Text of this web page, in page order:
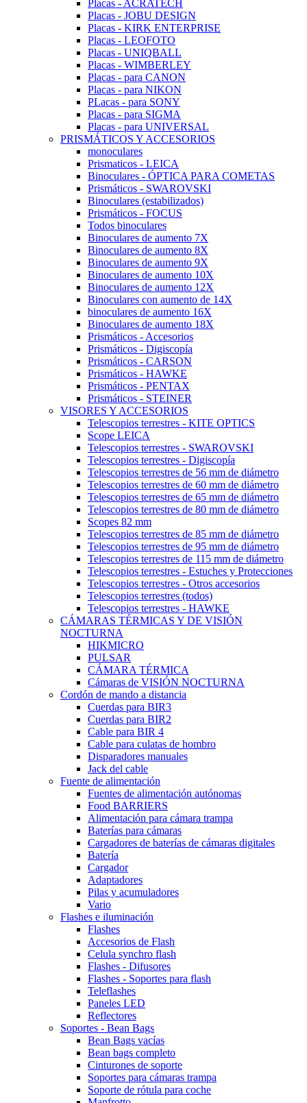
Placas - ACRATECH
Placas - JOBU DESIGN
Placas - KIRK ENTERPRISE
Placas - LEOFOTO
Placas - UNIQBALL
Placas - WIMBERLEY
Placas - para CANON
Placas - para NIKON
PLacas - para SONY
Placas - para SIGMA
Placas - para UNIVERSAL
PRISMÁTICOS Y ACCESORIOS
monoculares
Prismaticos - LEICA
Binoculares - ÓPTICA PARA COMETAS
Prismáticos - SWAROVSKI
Binoculares (estabilizados)
Prismáticos - FOCUS
Todos binoculares
Binoculares de aumento 7X
Binoculares de aumento 8X
Binoculares de aumento 9X
Binoculares de aumento 10X
Binoculares de aumento 12X
Binoculares con aumento de 14X
binoculares de aumento 16X
Binoculares de aumento 18X
Prismáticos - Accesorios
Prismáticos - Digiscopía
Prismáticos - CARSON
Prismáticos - HAWKE
Prismáticos - PENTAX
Prismáticos - STEINER
VISORES Y ACCESORIOS
Telescopios terrestres - KITE OPTICS
Scope LEICA
Telescopios terrestres - SWAROVSKI
Telescopios terrestres - Digiscopía
Telescopios terrestres de 56 mm de diámetro
Telescopios terrestres de 60 mm de diámetro
Telescopios terrestres de 65 mm de diámetro
Telescopios terrestres de 80 mm de diámetro
Scopes 82 mm
Telescopios terrestres de 85 mm de diámetro
Telescopios terrestres de 95 mm de diámetro
Telescopios terrestres de 115 mm de diámetro
Telescopios terrestres - Estuches y Protecciones
Telescopios terrestres - Otros accesorios
Telescopios terrestres (todos)
Telescopios terrestres - HAWKE
CÁMARAS TÉRMICAS Y DE VISIÓN
NOCTURNA
HIKMICRO
PULSAR
CÁMARA TÉRMICA
Cámaras de VISIÓN NOCTURNA
Cordón de mando a distancia
Cuerdas para BIR3
Cuerdas para BIR2
Cable para BIR 4
Cable para culatas de hombro
Disparadores manuales
Jack del cable
Fuente de alimentación
Fuentes de alimentación autónomas
Food BARRIERS
Alimentación para cámara trampa
Baterías para cámaras
Cargadores de baterías de cámaras digitales
Batería
Cargador
Adaptadores
Pilas y acumuladores
Vario
Flashes e iluminación
Flashes
Accesorios de Flash
Celula synchro flash
Flashes - Difusores
Flashes - Soportes para flash
Teleflashes
Paneles LED
Reflectores
Soportes - Bean Bags
Bean Bags vacías
Bean bags completo
Cinturones de soporte
Soportes para cámaras trampa
Soporte de rótula para coche